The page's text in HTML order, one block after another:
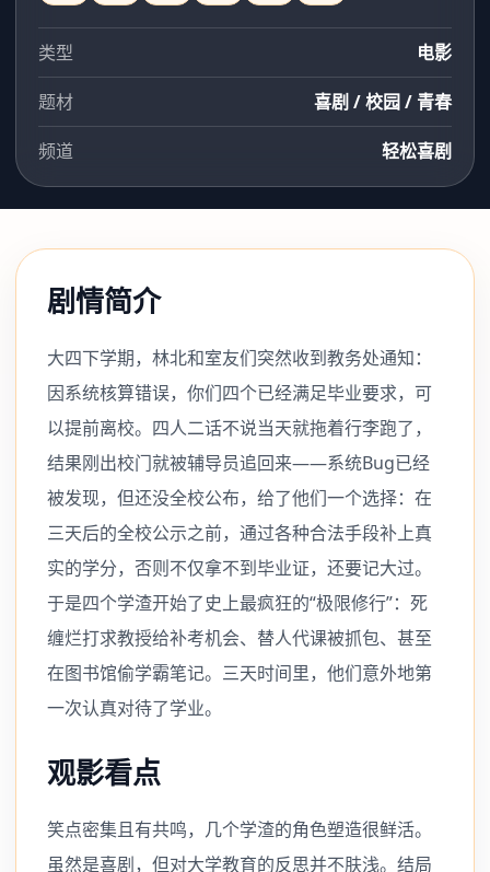
类型 电影
题材 喜剧 / 校园 / 青春
频道 轻松喜剧
剧情简介
大四下学期，林北和室友们突然收到教务处通知：
因系统核算错误，你们四个已经满足毕业要求，可
以提前离校。四人二话不说当天就拖着行李跑了，
结果刚出校门就被辅导员追回来——系统Bug已经
被发现，但还没全校公布，给了他们一个选择：在
三天后的全校公示之前，通过各种合法手段补上真
实的学分，否则不仅拿不到毕业证，还要记大过。
于是四个学渣开始了史上最疯狂的“极限修行”：死
缠烂打求教授给补考机会、替人代课被抓包、甚至
在图书馆偷学霸笔记。三天时间里，他们意外地第
一次认真对待了学业。
观影看点
笑点密集且有共鸣，几个学渣的角色塑造很鲜活。
虽然是喜剧，但对大学教育的反思并不肤浅。结局